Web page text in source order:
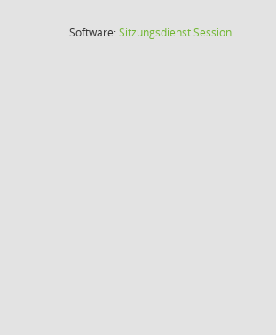
Software:SitzungsdienstSession(Wird in